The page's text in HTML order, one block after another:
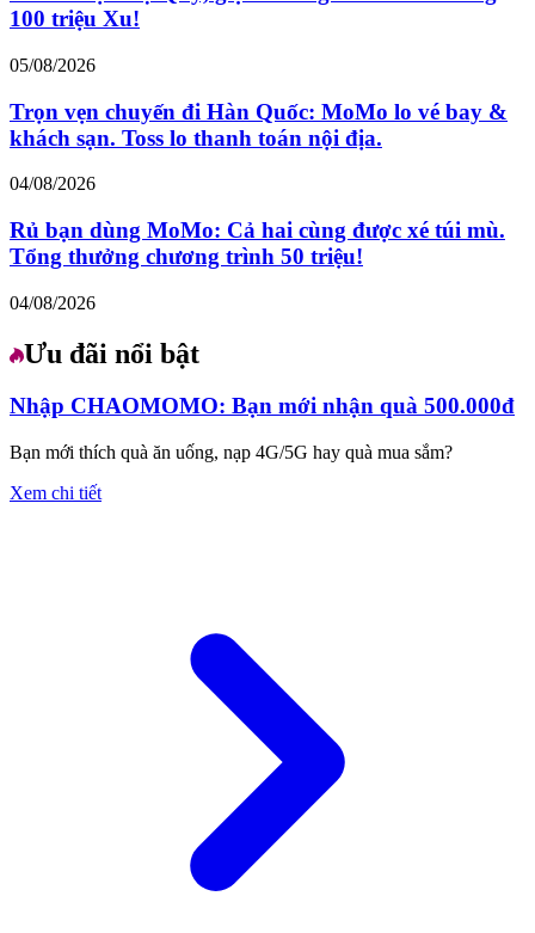
100 triệu Xu!
05/08/2026
Trọn vẹn chuyến đi Hàn Quốc: MoMo lo vé bay &
khách sạn. Toss lo thanh toán nội địa.
04/08/2026
Rủ bạn dùng MoMo: Cả hai cùng được xé túi mù.
Tổng thưởng chương trình 50 triệu!
04/08/2026
Ưu đãi nổi bật
Nhập CHAOMOMO: Bạn mới nhận quà 500.000đ
Bạn mới thích quà ăn uống, nạp 4G/5G hay quà mua sắm?
Xem chi tiết